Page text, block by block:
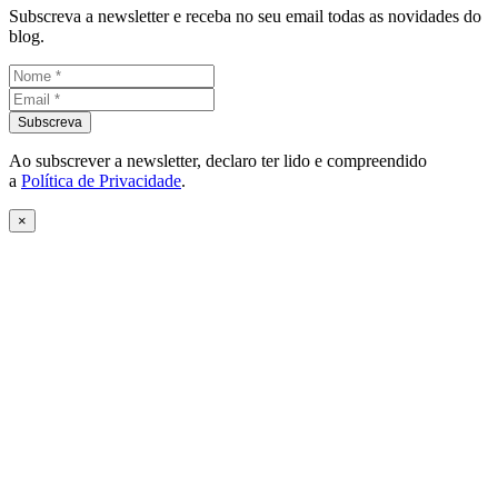
Subscreva a newsletter e receba no seu email todas as novidades do
blog.
Ao subscrever a newsletter, declaro ter lido e compreendido
a Política de Privacidade.
×